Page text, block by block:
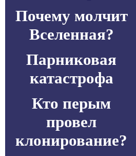
Почему молчит
Вселенная?
Парниковая
катастрофа
Кто перым
провел
клонирование?